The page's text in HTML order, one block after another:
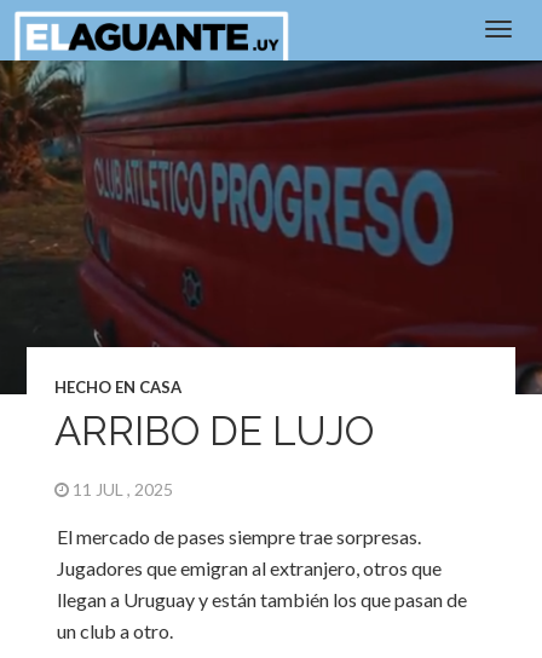
HECHO EN CASA
ARRIBO DE LUJO
11 JUL , 2025
El mercado de pases siempre trae sorpresas.
Jugadores que emigran al extranjero, otros que
llegan a Uruguay y están también los que pasan de
un club a otro.